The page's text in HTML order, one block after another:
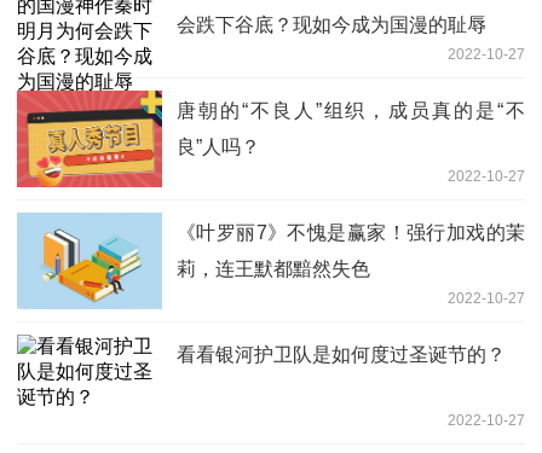
会跌下谷底？现如今成为国漫的耻辱
2022-10-27
唐朝的“不良人”组织，成员真的是“不
良”人吗？
2022-10-27
《叶罗丽7》不愧是赢家！强行加戏的茉
莉，连王默都黯然失色
2022-10-27
看看银河护卫队是如何度过圣诞节的？
2022-10-27